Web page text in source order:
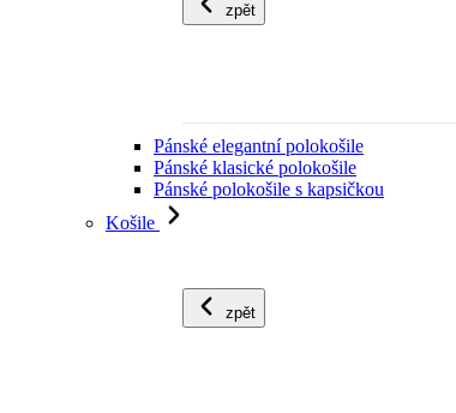
zpět
Pánské elegantní polokošile
Pánské klasické polokošile
Pánské polokošile s kapsičkou
Košile
zpět